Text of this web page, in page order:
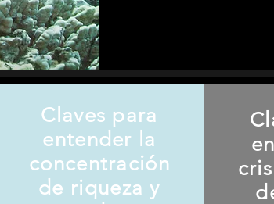
Claves para
entender la
concentración
de riqueza y